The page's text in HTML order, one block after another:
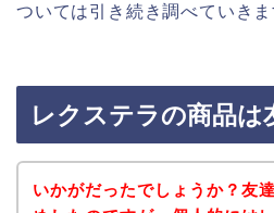
ついては引き続き調べていきま
レクステラの商品は
いかがだったでしょうか？友